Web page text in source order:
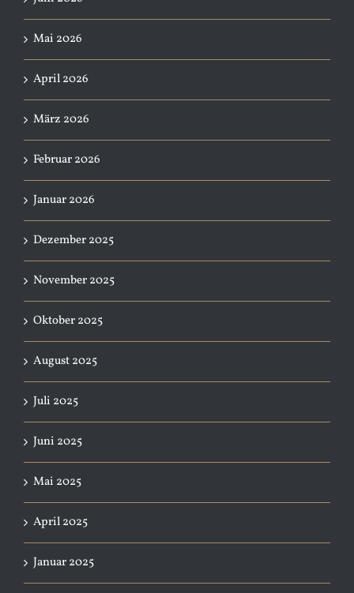
Mai 2026
April 2026
März 2026
Februar 2026
Januar 2026
Dezember 2025
November 2025
Oktober 2025
August 2025
Juli 2025
Juni 2025
Mai 2025
April 2025
Januar 2025